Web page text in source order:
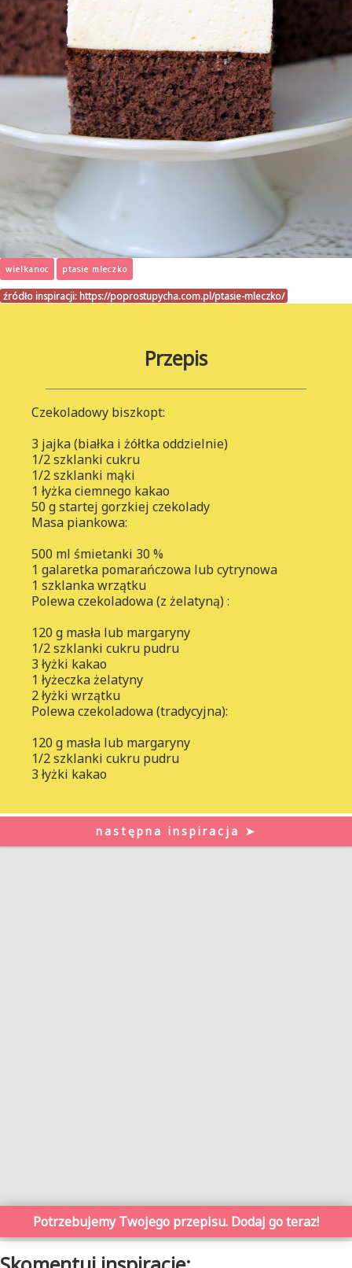
wielkanoc ptasie mleczko
źródło inspiracji: https://poprostupycha.com.pl/ptasie-mleczko/
Przepis
Czekoladowy biszkopt:
3 jajka (białka i żółtka oddzielnie)
1/2 szklanki cukru
1/2 szklanki mąki
1 łyżka ciemnego kakao
50 g startej gorzkiej czekolady
Masa piankowa:
500 ml śmietanki 30 %
1 galaretka pomarańczowa lub cytrynowa
1 szklanka wrzątku
Polewa czekoladowa (z żelatyną) :
120 g masła lub margaryny
1/2 szklanki cukru pudru
3 łyżki kakao
1 łyżeczka żelatyny
2 łyżki wrzątku
Polewa czekoladowa (tradycyjna):
120 g masła lub margaryny
1/2 szklanki cukru pudru
3 łyżki kakao
następna inspiracja ➤
Potrzebujemy Twojego przepisu. Dodaj go teraz!